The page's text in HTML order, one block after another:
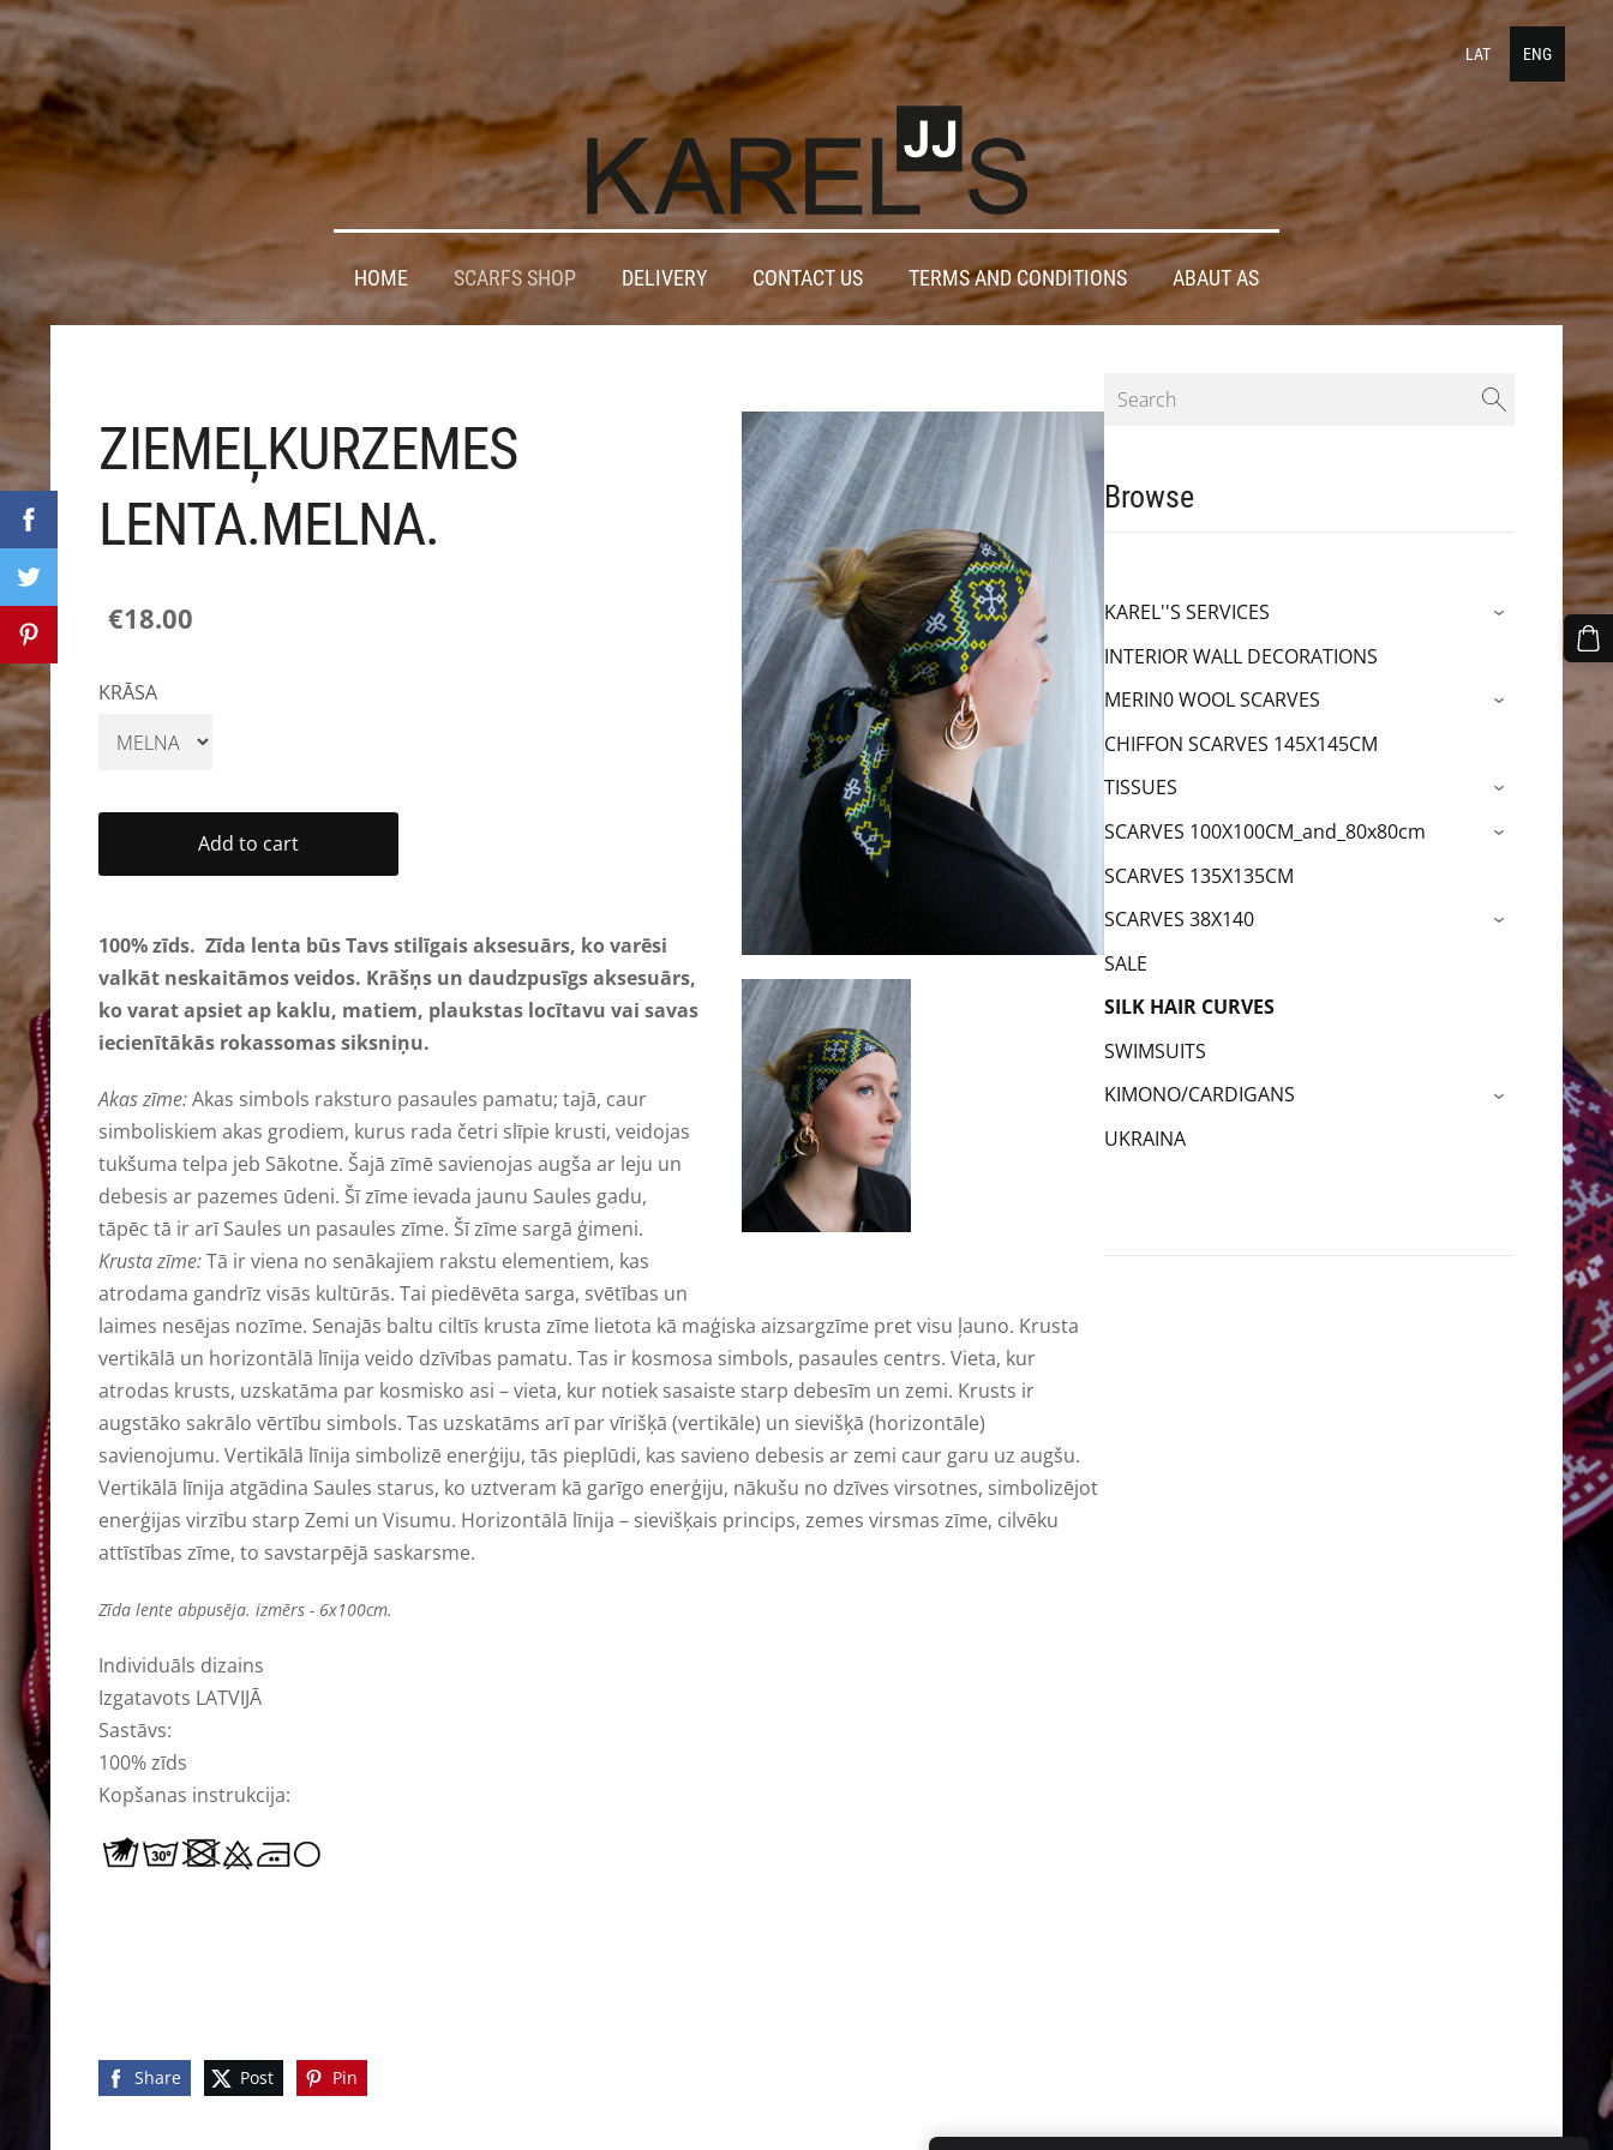
LAT ENG
HOME SCARFS SHOP DELIVERY CONTACT US TERMS AND CONDITIONS ABAUT AS
Browse
KAREL''S SERVICES ›
INTERIOR WALL DECORATIONS
MERIN0 WOOL SCARVES
›
CHIFFON SCARVES 145X145CM
TISSUES
›
SCARVES 100X100CM_and_80x80cm ›
SCARVES 135X135CM
SCARVES 38X140
›
SALE
SILK HAIR CURVES
SWIMSUITS
KIMONO/CARDIGANS
›
UKRAINA
ZIEMEĻKURZEMES
LENTA.MELNA.
€18.00
KRĀSA
Add to cart
100% zīds. Zīda lenta būsTavs stilīgais aksesuārs, ko varēsi
valkāt neskaitāmos veidos. Krāšņs un daudzpusīgs aksesuārs,
ko varat apsiet ap kaklu, matiem, plaukstas locītavu vai savas
iecienītākās rokassomas siksniņu.
Akas zīme:Akas simbols raksturo pasaules pamatu; tajā, caur
simboliskiem akas grodiem, kurus rada četri slīpie krusti, veidojas
tukšuma telpa jeb Sākotne. Šajā zīmē savienojas augša ar leju un
debesis ar pazemes ūdeni. Šī zīme ievada jaunu Saules gadu,
tāpēc tā ir arī Saules un pasaules zīme. Šī zīme sargā ģimeni.
Krusta zīme:Tā ir viena no senākajiem rakstu elementiem, kas
atrodama gandrīz visās kultūrās. Tai piedēvēta sarga, svētības un
laimes nesējas nozīme. Senajās baltu ciltīs krusta zīme lietota kā maģiska aizsargzīme pret visu ļauno. Krusta
vertikālā un horizontālā līnija veido dzīvības pamatu. Tas ir kosmosa simbols, pasaules centrs. Vieta, kur
atrodas krusts, uzskatāma par kosmisko asi – vieta, kur notiek sasaiste starp debesīm un zemi. Krusts ir
augstāko sakrālo vērtību simbols. Tas uzskatāms arī par vīrišķā (vertikāle) un sievišķā (horizontāle)
savienojumu. Vertikālā līnija simbolizē enerģiju, tās pieplūdi, kas savieno debesis ar zemi caur garu uz augšu.
Vertikālā līnija atgādina Saules starus, ko uztveram kā garīgo enerģiju, nākušu no dzīves virsotnes, simbolizējot
enerģijas virzību starp Zemi un Visumu. Horizontālā līnija – sievišķais princips, zemes virsmas zīme, cilvēku
attīstības zīme, to savstarpējā saskarsme.
Zīda lente abpusēja. izmērs - 6x100cm.
Individuāls dizains
Izgatavots LATVIJĀ
Sastāvs:
100% zīds
Kopšanas instrukcija:
Share Post Pin